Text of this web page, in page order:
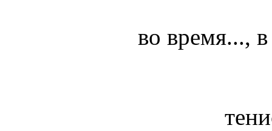
во время...,